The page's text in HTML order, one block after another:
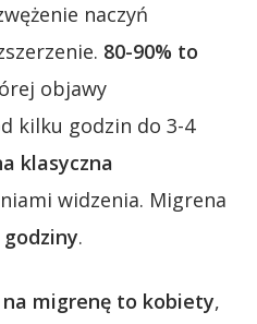
naczyń
80-90% to
objawy
kilku godzin do 3-4
klasyczna
widzenia. Migrena
.
na migrenę to kobiety,